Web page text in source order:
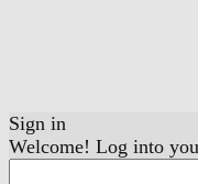
Sign in
Welcome! Log into